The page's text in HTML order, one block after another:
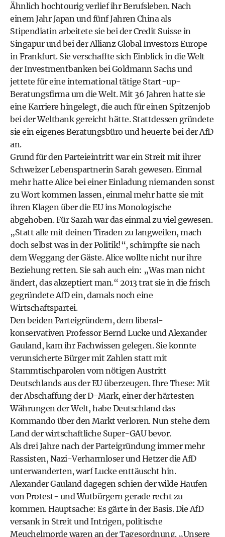
Ähnlich hochtourig verlief ihr Berufsleben. Nach
einem Jahr Japan und fünf Jahren China als
Stipendiatin arbeitete sie bei der Credit Suisse in
Singapur und bei der Allianz Global Investors Europe
in Frankfurt. Sie verschaffte sich Einblick in die Welt
der Investmentbanken bei Goldmann Sachs und
jettete für eine international tätige Start-up-
Beratungsfirma um die Welt. Mit 36 Jahren hatte sie
eine Karriere hingelegt, die auch für einen Spitzenjob
bei der Weltbank gereicht hätte. Stattdessen gründete
sie ein eigenes Beratungsbüro und heuerte bei der AfD
an.
Grund für den Parteieintritt war ein Streit mit ihrer
Schweizer Lebenspartnerin Sarah gewesen. Einmal
mehr hatte Alice bei einer Einladung niemanden sonst
zu Wort kommen lassen, einmal mehr hatte sie mit
ihren Klagen über die EU ins Monologische
abgehoben. Für Sarah war das einmal zu viel gewesen.
„Statt alle mit deinen Tiraden zu langweilen, mach
doch selbst was in der Politik!“, schimpfte sie nach
dem Weggang der Gäste. Alice wollte nicht nur ihre
Beziehung retten. Sie sah auch ein: „Was man nicht
ändert, das akzeptiert man.“ 2013 trat sie in die frisch
gegründete AfD ein, damals noch eine
Wirtschaftspartei.
Den beiden Parteigründern, dem liberal-
konservativen Professor Bernd Lucke und Alexander
Gauland, kam ihr Fachwissen gelegen. Sie konnte
verunsicherte Bürger mit Zahlen statt mit
Stammtischparolen vom nötigen Austritt
Deutschlands aus der EU überzeugen. Ihre These: Mit
der Abschaffung der D-Mark, einer der härtesten
Währungen der Welt, habe Deutschland das
Kommando über den Markt verloren. Nun stehe dem
Land der wirtschaftliche Super-GAU bevor.
Als drei Jahre nach der Parteigründung immer mehr
Rassisten, Nazi-Verharmloser und Hetzer die AfD
unterwanderten, warf Lucke enttäuscht hin.
Alexander Gauland dagegen schien der wilde Haufen
von Protest- und Wutbürgern gerade recht zu
kommen. Hauptsache: Es gärte in der Basis. Die AfD
versank in Streit und Intrigen, politische
Meuchelmorde waren an der Tagesordnung. „Unsere